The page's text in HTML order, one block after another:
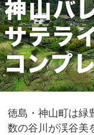
徳島・神山町は緑
数の谷川が渓谷美